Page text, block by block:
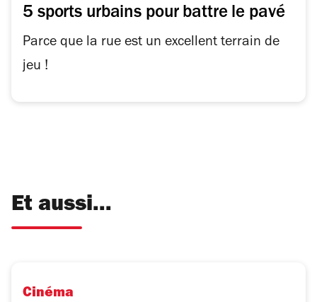
5 sports urbains pour battre le pavé
Parce que la rue est un excellent terrain de
jeu !
Et aussi...
Cinéma